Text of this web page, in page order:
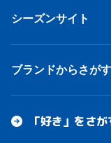
シーズンサイト
ブランドからさがす
「好き」をさが